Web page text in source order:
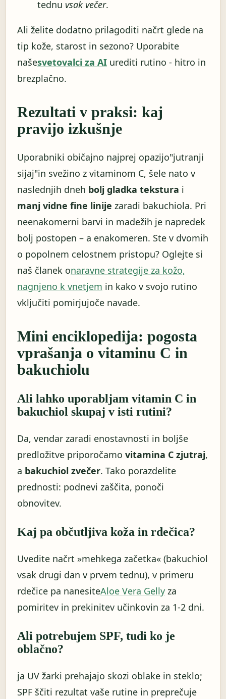
tednu vsak večer.
Ali želite dodatno prilagoditi načrt glede na
tip kože, starost in sezono? Uporabite
našesvetovalci za AI urediti rutino - hitro in
brezplačno.
Rezultati v praksi: kaj
pravijo izkušnje
Uporabniki običajno najprej opazijo"jutranji
sijaj"in svežino z vitaminom C, šele nato v
naslednjih dneh bolj gladka tekstura i
manj vidne fine linije zaradi bakuchiola. Pri
neenakomerni barvi in ​​madežih je napredek
bolj postopen – a enakomeren. Ste v dvomih
o popolnem celostnem pristopu? Oglejte si
naš članek onaravne strategije za kožo,
nagnjeno k vnetjem in kako v svojo rutino
vključiti pomirjujoče navade.
Mini enciklopedija: pogosta
vprašanja o vitaminu C in
bakuchiolu
Ali lahko uporabljam vitamin C in
bakuchiol skupaj v isti rutini?
Da, vendar zaradi enostavnosti in boljše
predložitve priporočamo vitamina C zjutraj,
a bakuchiol zvečer. Tako porazdelite
prednosti: podnevi zaščita, ponoči
obnovitev.
Kaj pa občutljiva koža in rdečica?
Uvedite načrt »mehkega začetka« (bakuchiol
vsak drugi dan v prvem tednu), v primeru
rdečice pa nanesiteAloe Vera Gelly za
pomiritev in prekinitev učinkovin za 1-2 dni.
Ali potrebujem SPF, tudi ko je
oblačno?
ja UV žarki prehajajo skozi oblake in steklo;
SPF ščiti rezultat vaše rutine in preprečuje